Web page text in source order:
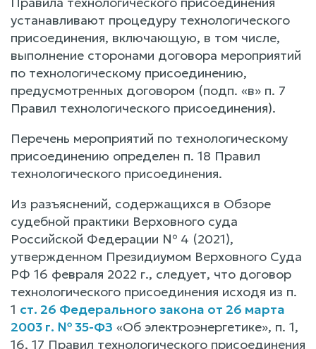
устанавливают процедуру технологического
присоединения, включающую, в том числе,
выполнение сторонами договора мероприятий
по технологическому присоединению,
предусмотренных договором (подп. «в» п. 7
Правил технологического присоединения).
Перечень мероприятий по технологическому
присоединению определен п. 18 Правил
технологического присоединения.
Из разъяснений, содержащихся в Обзоре
судебной практики Верховного суда
Российской Федерации № 4 (2021),
утвержденном Президиумом Верховного Суда
РФ 16 февраля 2022 г., следует, что договор
технологического присоединения исходя из п.
1 ст. 26 Федерального закона от 26 марта
2003 г. № 35-ФЗ «Об электроэнергетике», п. 1,
16, 17 Правил технологического присоединения